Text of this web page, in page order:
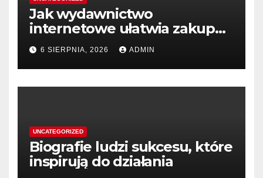
Jak wydawnictwo
internetowe ułatwia zakup
książek
6 SIERPNIA, 2026 ADMIN
UNCATEGORIZED
Biografie ludzi sukcesu, które
inspirują do działania